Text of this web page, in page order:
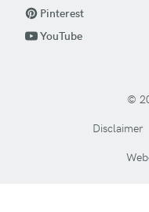
Pinterest
YouTube
©
Disclaimer